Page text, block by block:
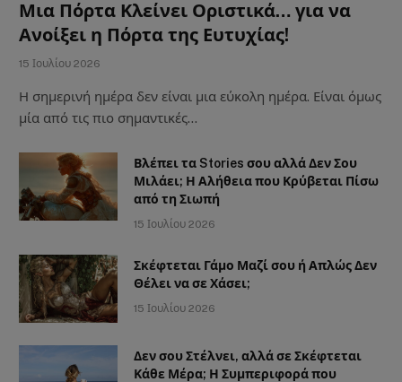
Μια Πόρτα Κλείνει Οριστικά… για να
Ανοίξει η Πόρτα της Ευτυχίας!
15 Ιουλίου 2026
Η σημερινή ημέρα δεν είναι μια εύκολη ημέρα. Είναι όμως
μία από τις πιο σημαντικές…
Βλέπει τα Stories σου αλλά Δεν Σου
Μιλάει; Η Αλήθεια που Κρύβεται Πίσω
από τη Σιωπή
15 Ιουλίου 2026
Σκέφτεται Γάμο Μαζί σου ή Απλώς Δεν
Θέλει να σε Χάσει;
15 Ιουλίου 2026
Δεν σου Στέλνει, αλλά σε Σκέφτεται
Κάθε Μέρα; Η Συμπεριφορά που